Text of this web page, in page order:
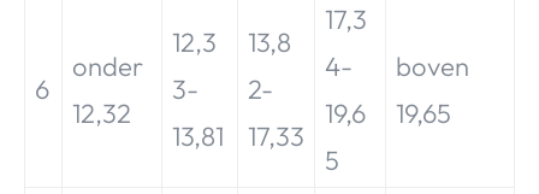
6
onder
12,32
12,3
3-
13,81
13,8
2-
17,33
17,3
4-
19,6
5
boven
19,65